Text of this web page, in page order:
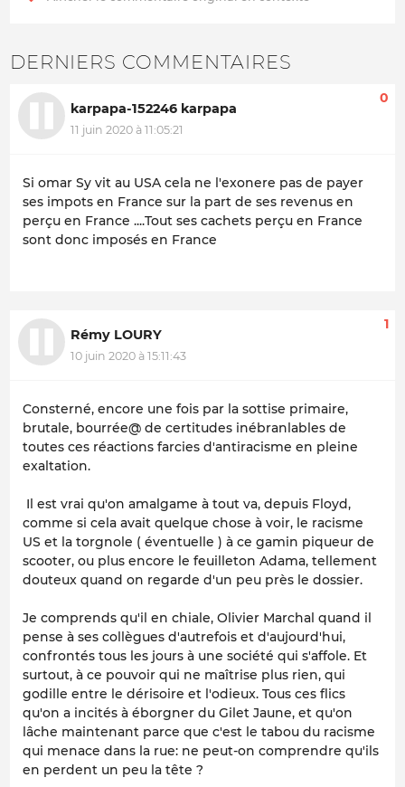
DERNIERS COMMENTAIRES
karpapa-152246 karpapa
11 juin 2020 à 11:05:21
0
Si omar Sy vit au USA cela ne l'exonere pas de payer
ses impots en France sur la part de ses revenus en
perçu en France ....Tout ses cachets perçu en France
sont donc imposés en France
Rémy LOURY
10 juin 2020 à 15:11:43
1
Consterné, encore une fois par la sottise primaire,
brutale, bourrée@ de certitudes inébranlables de
toutes ces réactions farcies d'antiracisme en pleine
exaltation.
Il est vrai qu'on amalgame à tout va, depuis Floyd,
comme si cela avait quelque chose à voir, le racisme
US et la torgnole ( éventuelle ) à ce gamin piqueur de
scooter, ou plus encore le feuilleton Adama, tellement
douteux quand on regarde d'un peu près le dossier.
Je comprends qu'il en chiale, Olivier Marchal quand il
pense à ses collègues d'autrefois et d'aujourd'hui,
confrontés tous les jours à une société qui s'affole. Et
surtout, à ce pouvoir qui ne maîtrise plus rien, qui
godille entre le dérisoire et l'odieux. Tous ces flics
qu'on a incités à éborgner du Gilet Jaune, et qu'on
lâche maintenant parce que c'est le tabou du racisme
qui menace dans la rue: ne peut-on comprendre qu'ils
en perdent un peu la tête ?